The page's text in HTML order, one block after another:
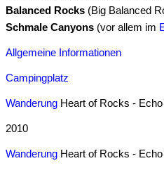
Balanced Rocks (Big Balanced
Schmale Canyons (vor allem im
Allgemeine Informationen
Campingplatz
Wanderung Heart of Rocks -
2010
Wanderung Heart of Rocks -